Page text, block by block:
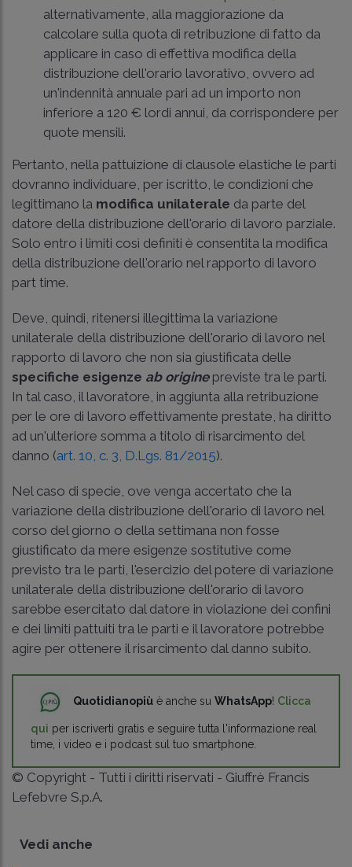
alternativamente, alla maggiorazione da
calcolare sulla quota di retribuzione di fatto da
applicare in caso di effettiva modifica della
distribuzione dell'orario lavorativo, ovvero ad
un'indennità annuale pari ad un importo non
inferiore a 120 € lordi annui, da corrispondere per
quote mensili.
Pertanto, nella pattuizione di clausole elastiche le parti
dovranno individuare, per iscritto, le condizioni che
legittimano la modifica unilaterale da parte del
datore della distribuzione dell'orario di lavoro parziale.
Solo entro i limiti così definiti è consentita la modifica
della distribuzione dell'orario nel rapporto di lavoro
part time.
Deve, quindi, ritenersi illegittima la variazione
unilaterale della distribuzione dell'orario di lavoro nel
rapporto di lavoro che non sia giustificata delle
specifiche esigenze ab origine previste tra le parti.
In tal caso, il lavoratore, in aggiunta alla retribuzione
per le ore di lavoro effettivamente prestate, ha diritto
ad un'ulteriore somma a titolo di risarcimento del
danno (art. 10, c. 3, D.Lgs. 81/2015).
Nel caso di specie, ove venga accertato che la
variazione della distribuzione dell'orario di lavoro nel
corso del giorno o della settimana non fosse
giustificato da mere esigenze sostitutive come
previsto tra le parti, l'esercizio del potere di variazione
unilaterale della distribuzione dell'orario di lavoro
sarebbe esercitato dal datore in violazione dei confini
e dei limiti pattuiti tra le parti e il lavoratore potrebbe
agire per ottenere il risarcimento dal danno subito.
Quotidianopiù è anche su WhatsApp! Clicca
qui per iscriverti gratis e seguire tutta l'informazione real
time, i video e i podcast sul tuo smartphone.
© Copyright - Tutti i diritti riservati - Giuffrè Francis
Lefebvre S.p.A.
Vedi anche